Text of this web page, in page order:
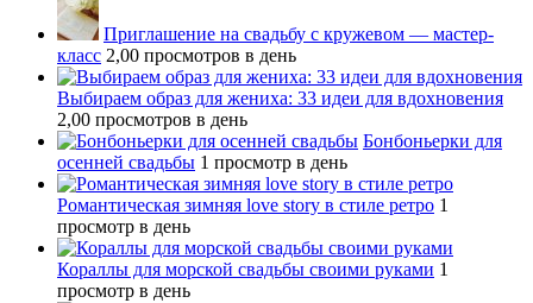
Приглашение на свадьбу с кружевом — мастер-
класс 2,00 просмотров в день
Выбираем образ для жениха: 33 идеи для вдохновения
2,00 просмотров в день
Бонбоньерки для
осенней свадьбы 1 просмотр в день
Романтическая зимняя love story в стиле ретро 1
просмотр в день
Кораллы для морской свадьбы своими руками 1
просмотр в день